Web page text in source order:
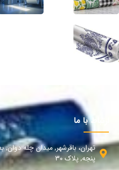
ارتباط با ما
تهران، باقرشهر, میدان چله
پنجه, پلاک 30